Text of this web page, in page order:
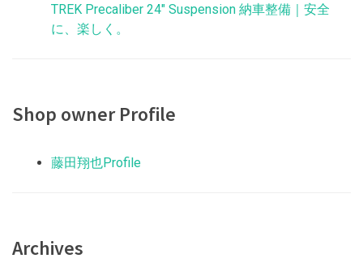
TREK Precaliber 24″ Suspension 納車整備｜安全
に、楽しく。
Shop owner Profile
藤田翔也Profile
Archives